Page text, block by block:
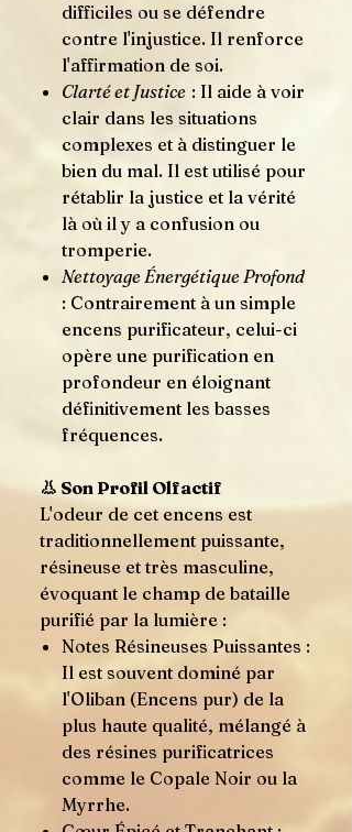
difficiles ou se défendre
contre l'injustice. Il renforce
l'affirmation de soi.
Clarté et Justice : Il aide à voir
clair dans les situations
complexes et à distinguer le
bien du mal. Il est utilisé pour
rétablir la justice et la vérité
là où il y a confusion ou
tromperie.
Nettoyage Énergétique Profond
: Contrairement à un simple
encens purificateur, celui-ci
opère une purification en
profondeur en éloignant
définitivement les basses
fréquences.
👃 Son Profil Olfactif
L'odeur de cet encens est
traditionnellement puissante,
résineuse et très masculine,
évoquant le champ de bataille
purifié par la lumière :
Notes Résineuses Puissantes :
Il est souvent dominé par
l'Oliban (Encens pur) de la
plus haute qualité, mélangé à
des résines purificatrices
comme le Copale Noir ou la
Myrrhe.